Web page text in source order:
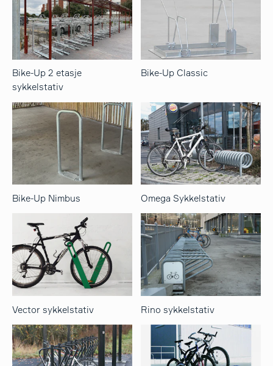
Bike-Up 2 etasje
sykkelstativ
Bike-Up Classic
Bike-Up Nimbus Omega Sykkelstativ
Vector sykkelstativ Rino sykkelstativ